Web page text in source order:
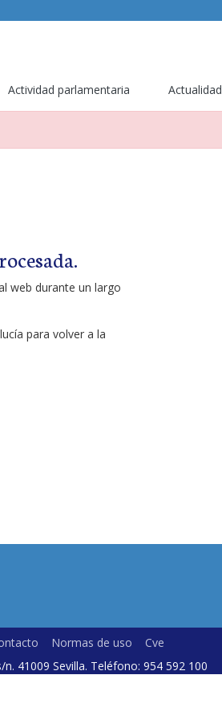
Actividad parlamentaria Actualidad
web durante un largo
para volver a la
Normas de uso
Cve
n. 41009 Sevilla. Teléfono: 954 592 100